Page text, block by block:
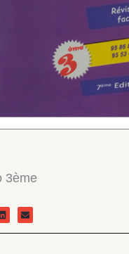
3ème